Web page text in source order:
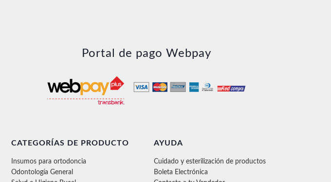
Portal de pago Webpay
CATEGORÍAS DE PRODUCTO
Insumos para ortodoncia
Odontología General
AYUDA
Cuidado y esterilización de productos
Boleta Electrónica